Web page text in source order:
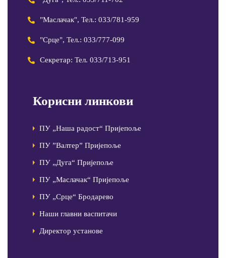
"Маслачак", Тел.: 033/781-959
"Срце", Тел.: 033/777-099
Секретар: Тел. 033/713-951
Корисни линкови
ПУ „Наша радост“ Пријепоље
ПУ ”Валтер” Пријепоље
ПУ „Дуга“ Пријепоље
ПУ „Маслачак“ Пријепоље
ПУ „Срце“ Бродарево
Наши главни васпитачи
Директор установе